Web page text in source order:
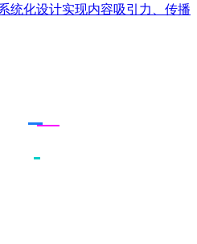
统化设计实现内容吸引力、传播